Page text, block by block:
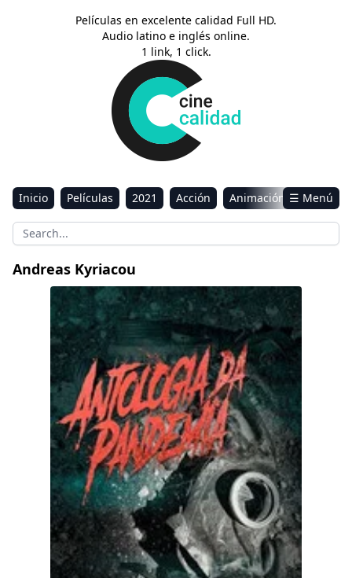
Películas en excelente calidad Full HD.
Audio latino e inglés online.
1 link, 1 click.
Inicio Películas 2021 Acción
Animación
Aventura
Ciencia ficción Comedia
Drama
Sci-Fi & Fantasy
☰ Menú
Andreas Kyriacou
Antologia de la Pandemia